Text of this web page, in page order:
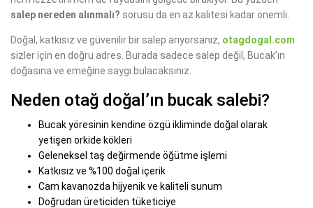
salep nereden alınmalı? sorusu da en az kalitesi kadar önemli.
Doğal, katkısız ve güvenilir bir salep arıyorsanız, otagdogal.com
sizler için en doğru adres. Burada sadece salep değil, Bucak’ın
doğasına ve emeğine saygı bulacaksınız.
Neden otağ doğal’ın bucak salebi?
Bucak yöresinin kendine özgü ikliminde doğal olarak
yetişen orkide kökleri
Geleneksel taş değirmende öğütme işlemi
Katkısız ve %100 doğal içerik
Cam kavanozda hijyenik ve kaliteli sunum
Doğrudan üreticiden tüketiciye